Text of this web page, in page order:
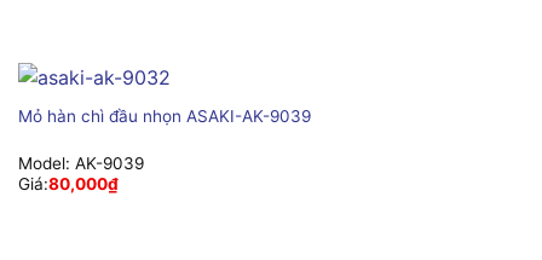
Mỏ hàn chì đầu nhọn ASAKI-AK-9039
Model: AK-9039
Giá:80,000₫